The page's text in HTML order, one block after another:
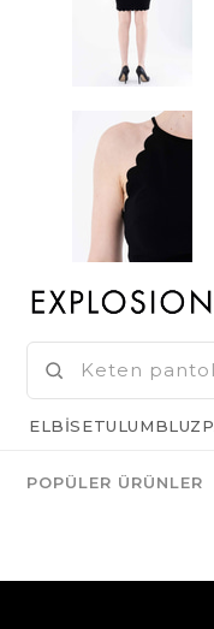
ELBISETULUMBLUZ
POPÜLER ÜRÜNLER